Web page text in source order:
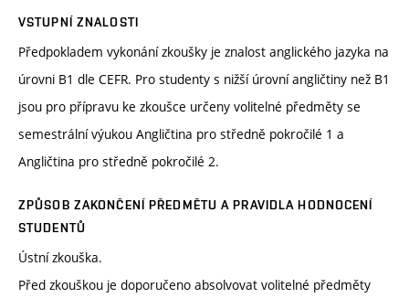
VSTUPNÍ ZNALOSTI
Předpokladem vykonání zkoušky je znalost anglického jazyka na
úrovni B1 dle CEFR. Pro studenty s nižší úrovní angličtiny než B1
jsou pro přípravu ke zkoušce určeny volitelné předměty se
semestrální výukou Angličtina pro středně pokročilé 1 a
Angličtina pro středně pokročilé 2.
ZPŮSOB ZAKONČENÍ PŘEDMĚTU A PRAVIDLA HODNOCENÍ
STUDENTŮ
Ústní zkouška.
Před zkouškou je doporučeno absolvovat volitelné předměty